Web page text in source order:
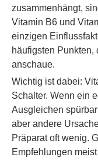
zusammenhängt,
Vitamin B6 und
einzigen
häufigsten
anschaue.
Wichtig ist dabei:
Schalter. Wenn ein
Ausgleichen
aber andere
Präparat oft wenig.
Empfehlungen